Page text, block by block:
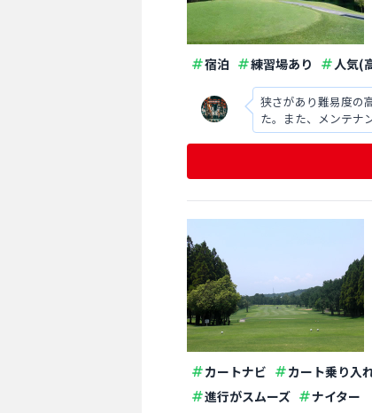
宿泊 練習場あり 人気(
狭さがあり難易度の
た。また、メンテナ
カートナビ カート乗り入
進行がスムーズ
ナイター